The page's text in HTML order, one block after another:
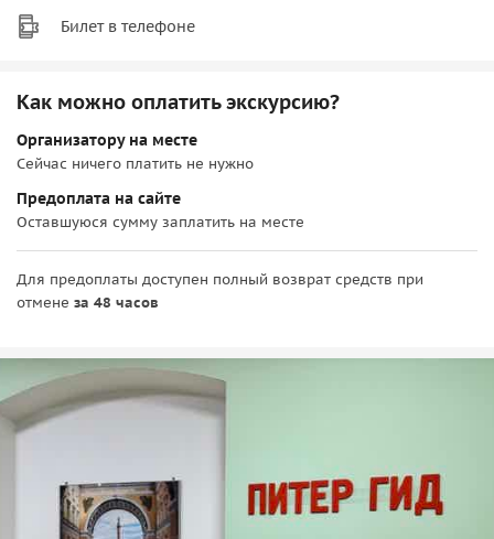
Билет в телефоне
Как можно оплатить экскурсию?
Организатору на месте
Сейчас ничего платить не нужно
Предоплата на сайте
Оставшуюся сумму заплатить на месте
Для предоплаты доступен полный возврат средств при
отмене за 48 часов